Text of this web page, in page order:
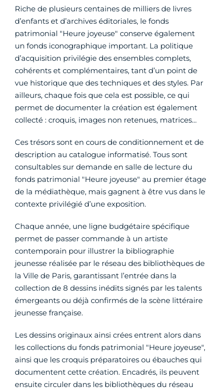
Riche de plusieurs centaines de milliers de livres
d’enfants et d’archives éditoriales, le fonds
patrimonial "Heure joyeuse" conserve également
un fonds iconographique important. La politique
d’acquisition privilégie des ensembles complets,
cohérents et complémentaires, tant d’un point de
vue historique que des techniques et des styles. Par
ailleurs, chaque fois que cela est possible, ce qui
permet de documenter la création est également
collecté : croquis, images non retenues, matrices…
Ces trésors sont en cours de conditionnement et de
description au catalogue informatisé. Tous sont
consultables sur demande en salle de lecture du
fonds patrimonial "Heure joyeuse" au premier étage
de la médiathèque, mais gagnent à être vus dans le
contexte privilégié d’une exposition.
Chaque année, une ligne budgétaire spécifique
permet de passer commande à un artiste
contemporain pour illustrer la bibliographie
jeunesse réalisée par le réseau des bibliothèques de
la Ville de Paris, garantissant l’entrée dans la
collection de 8 dessins inédits signés par les talents
émergeants ou déjà confirmés de la scène littéraire
jeunesse française.
Les dessins originaux ainsi crées entrent alors dans
les collections du fonds patrimonial "Heure joyeuse",
ainsi que les croquis préparatoires ou ébauches qui
documentent cette création. Encadrés, ils peuvent
ensuite circuler dans les bibliothèques du réseau